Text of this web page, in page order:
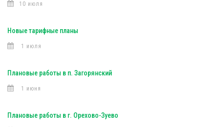
10 июля
Новые тарифные планы
1 июля
Плановые работы в п. Загорянский
1 июня
Плановые работы в г. Орехово-Зуево